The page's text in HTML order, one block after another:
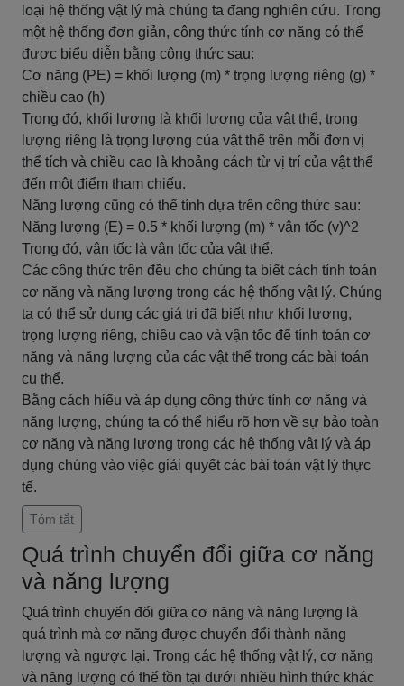
loại hệ thống vật lý mà chúng ta đang nghiên cứu. Trong
một hệ thống đơn giản, công thức tính cơ năng có thể
được biểu diễn bằng công thức sau:
Cơ năng (PE) = khối lượng (m) * trọng lượng riêng (g) *
chiều cao (h)
Trong đó, khối lượng là khối lượng của vật thể, trọng
lượng riêng là trọng lượng của vật thể trên mỗi đơn vị
thể tích và chiều cao là khoảng cách từ vị trí của vật thể
đến một điểm tham chiếu.
Năng lượng cũng có thể tính dựa trên công thức sau:
Năng lượng (E) = 0.5 * khối lượng (m) * vận tốc (v)^2
Trong đó, vận tốc là vận tốc của vật thể.
Các công thức trên đều cho chúng ta biết cách tính toán
cơ năng và năng lượng trong các hệ thống vật lý. Chúng
ta có thể sử dụng các giá trị đã biết như khối lượng,
trọng lượng riêng, chiều cao và vận tốc để tính toán cơ
năng và năng lượng của các vật thể trong các bài toán
cụ thể.
Bằng cách hiểu và áp dụng công thức tính cơ năng và
năng lượng, chúng ta có thể hiểu rõ hơn về sự bảo toàn
cơ năng và năng lượng trong các hệ thống vật lý và áp
dụng chúng vào việc giải quyết các bài toán vật lý thực
tế.
Tóm tắt
Quá trình chuyển đổi giữa cơ năng
và năng lượng
Quá trình chuyển đổi giữa cơ năng và năng lượng là
quá trình mà cơ năng được chuyển đổi thành năng
lượng và ngược lại. Trong các hệ thống vật lý, cơ năng
và năng lượng có thể tồn tại dưới nhiều hình thức khác